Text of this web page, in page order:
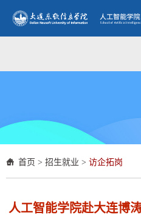
首页 > 招生就业 > 访企拓岗
人工智能学院赴大连博